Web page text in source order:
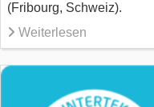
(Fribourg, Schweiz).
Weiterlesen